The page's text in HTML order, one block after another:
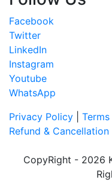
Facebook
Twitter
LinkedIn
Instagram
Youtube
WhatsApp
Privacy Policy
Refund &
CopyRight - 2026